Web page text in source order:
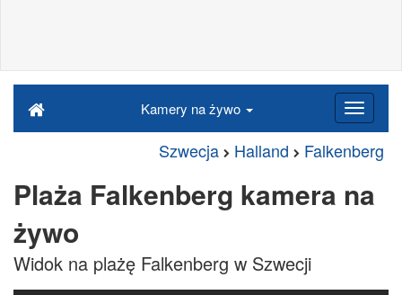
Kamery na żywo
Szwecja Halland Falkenberg
Plaża Falkenberg kamera na
żywo
Widok na plażę Falkenberg w Szwecji